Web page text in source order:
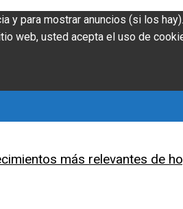
y para mostrar anuncios (si los
web, usted acepta el uso de
más relevantes de